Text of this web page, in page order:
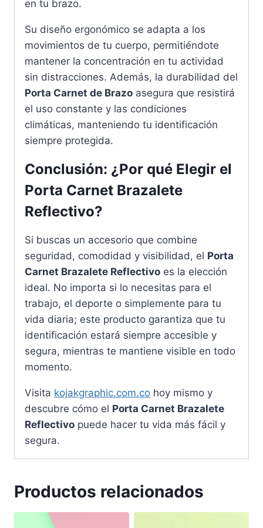
en tu brazo.
Su diseño ergonómico se adapta a los
movimientos de tu cuerpo, permitiéndote
mantener la concentración en tu actividad
sin distracciones. Además, la durabilidad del
Porta Carnet de Brazo asegura que resistirá
el uso constante y las condiciones
climáticas, manteniendo tu identificación
siempre protegida.
Conclusión: ¿Por qué Elegir el
Porta Carnet Brazalete
Reflectivo?
Si buscas un accesorio que combine
seguridad, comodidad y visibilidad, el Porta
Carnet Brazalete Reflectivo es la elección
ideal. No importa si lo necesitas para el
trabajo, el deporte o simplemente para tu
vida diaria; este producto garantiza que tu
identificación estará siempre accesible y
segura, mientras te mantiene visible en todo
momento.
Visita kojakgraphic.com.co hoy mismo y
descubre cómo el Porta Carnet Brazalete
Reflectivo puede hacer tu vida más fácil y
segura.
Productos relacionados